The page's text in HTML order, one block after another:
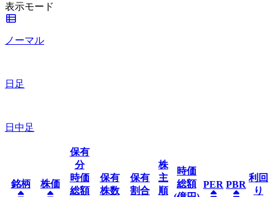
表示モード
ノーマル
日足
日中足
銘柄 株価
保有
分
時価
総額
保有
株数
保有
割合
株
主
順
時価
総額
PER PBR
利回
り